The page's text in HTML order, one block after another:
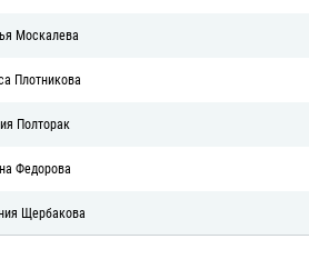
Москалева
Плотникова
Полторак
Федорова
Щербакова